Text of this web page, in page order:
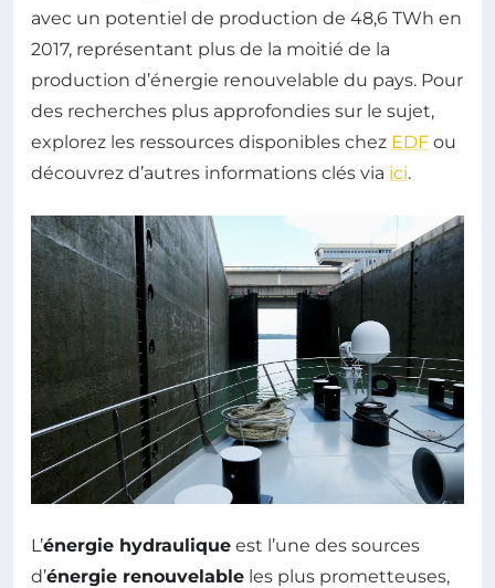
avec un potentiel de production de 48,6 TWh en
2017, représentant plus de la moitié de la
production d’énergie renouvelable du pays. Pour
des recherches plus approfondies sur le sujet,
explorez les ressources disponibles chez EDF ou
découvrez d’autres informations clés via ici.
L’énergie hydraulique est l’une des sources
d’énergie renouvelable les plus prometteuses,